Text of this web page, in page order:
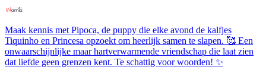
Maak kennis met Pipoca, de puppy die elke avond de kalfjes
Tiquinho en Princesa opzoekt om heerlijk samen te slapen. 🥰 Een
onwaarschijnlijke maar hartverwarmende vriendschap die laat zien
dat liefde geen grenzen kent. Te schattig voor woorden! ✨